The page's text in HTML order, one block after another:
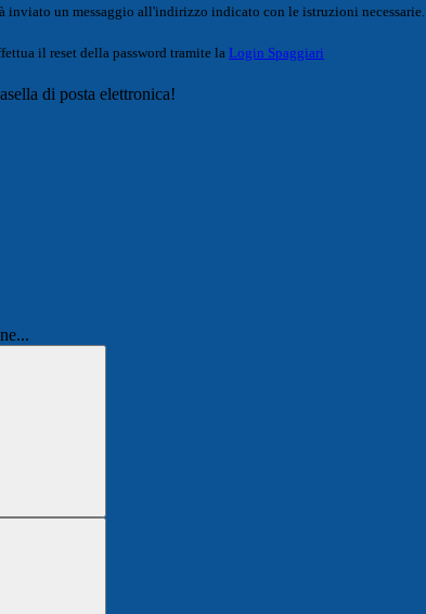
inviato un messaggio all'indirizzo indicato con le istruzioni necessarie.
il reset della password tramite la Login Spaggiari
di posta elettronica!